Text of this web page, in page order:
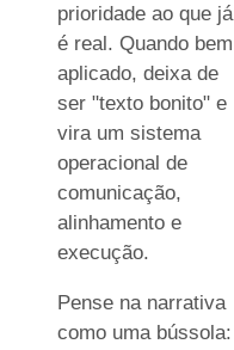
prioridade ao que já
é real. Quando bem
aplicado, deixa de
ser "texto bonito" e
vira um sistema
operacional de
comunicação,
alinhamento e
execução.
Pense na narrativa
como uma bússola: